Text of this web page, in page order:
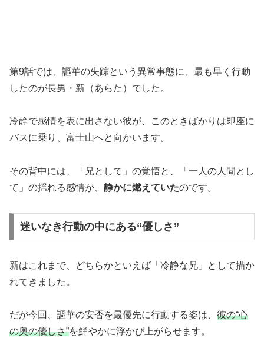
第9話では、謳華の失踪という異常事態に、最も早く行動
したのが長男・新（あらた）でした。
冷静で感情を表に出さない彼が、このときばかりは即座に
バスに乗り、富士山へと向かいます。
その背中には、「兄として」の覚悟と、「一人の人間とし
て」の揺れる感情が、 静かに燃えていたのです。
迷いなき行動の中にある“優しさ”
新はこれまで、どちらかといえば「冷静な兄」として描か
れてきました。
だが今回、謳華の安否を最優先に行動する姿は、 彼の“心
の奥の優しさ”を鮮やかに浮かび上がらせます。